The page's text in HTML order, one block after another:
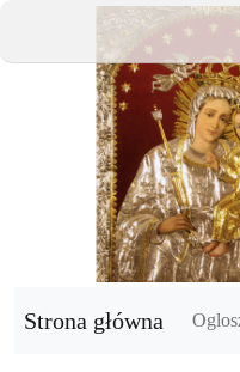
Strona główna